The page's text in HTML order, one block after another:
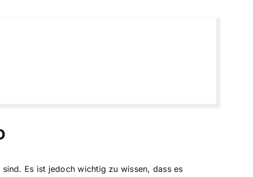
Es ist jedoch wichtig zu wissen, dass es